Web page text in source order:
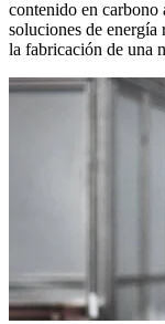
contenido en carbono
soluciones de energía
la fabricación de una